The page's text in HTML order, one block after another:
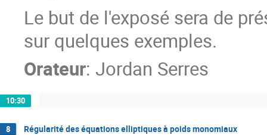
Le but de l'exposé sera de
sur quelques exemples.
Orateur: Jordan Serres
10:30
8 Régularité des équations elliptiques à poids monomiaux